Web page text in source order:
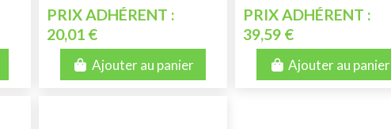
PRIX ADHÉRENT :
20,01 €
Ajouter au panier
PRIX ADHÉRENT :
39,59 €
Ajouter au panier